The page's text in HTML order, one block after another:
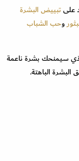
علىتبييض البشرة
وحب الشباب
سيمنحك بشرة ناعمة
الباهتة.